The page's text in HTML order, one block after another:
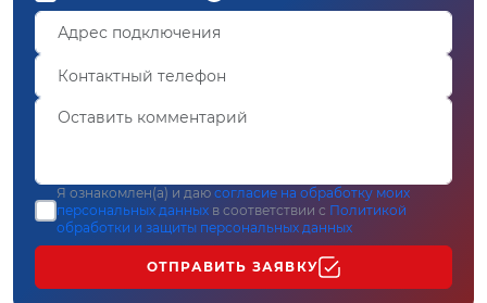
Я ознакомлен(а) и даю согласие на обработку моих
персональных данных в соответствии с Политикой
обработки и защиты персональных данных
ОТПРАВИТЬ ЗАЯВКУ